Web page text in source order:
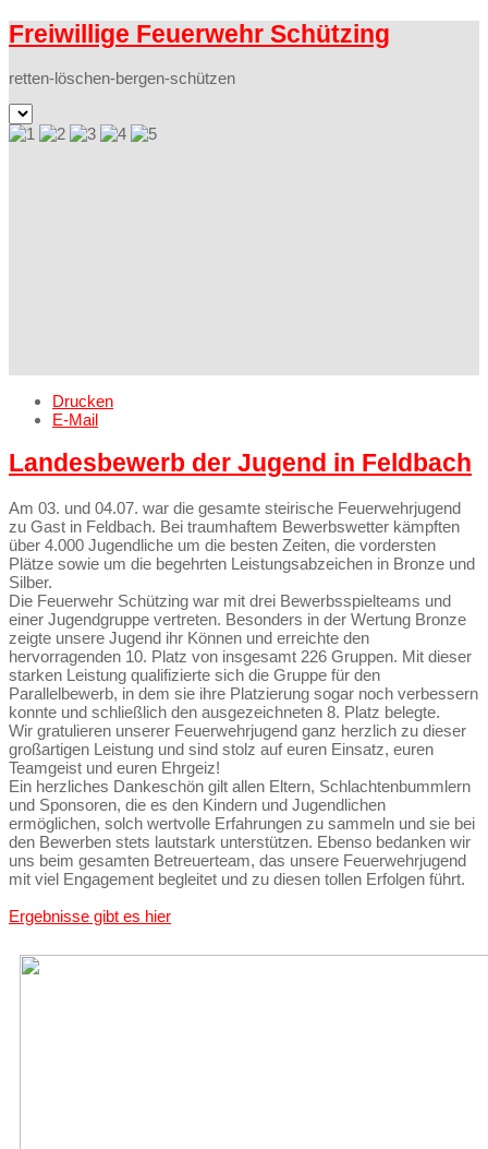
Freiwillige Feuerwehr Schützing
retten-löschen-bergen-schützen
Drucken
E-Mail
Landesbewerb der Jugend in Feldbach
Am 03. und 04.07. war die gesamte steirische Feuerwehrjugend
zu Gast in Feldbach. Bei traumhaftem Bewerbswetter kämpften
über 4.000 Jugendliche um die besten Zeiten, die vordersten
Plätze sowie um die begehrten Leistungsabzeichen in Bronze und
Silber.
Die Feuerwehr Schützing war mit drei Bewerbsspielteams und
einer Jugendgruppe vertreten. Besonders in der Wertung Bronze
zeigte unsere Jugend ihr Können und erreichte den
hervorragenden 10. Platz von insgesamt 226 Gruppen. Mit dieser
starken Leistung qualifizierte sich die Gruppe für den
Parallelbewerb, in dem sie ihre Platzierung sogar noch verbessern
konnte und schließlich den ausgezeichneten 8. Platz belegte.
Wir gratulieren unserer Feuerwehrjugend ganz herzlich zu dieser
großartigen Leistung und sind stolz auf euren Einsatz, euren
Teamgeist und euren Ehrgeiz!
Ein herzliches Dankeschön gilt allen Eltern, Schlachtenbummlern
und Sponsoren, die es den Kindern und Jugendlichen
ermöglichen, solch wertvolle Erfahrungen zu sammeln und sie bei
den Bewerben stets lautstark unterstützen. Ebenso bedanken wir
uns beim gesamten Betreuerteam, das unsere Feuerwehrjugend
mit viel Engagement begleitet und zu diesen tollen Erfolgen führt.
Ergebnisse gibt es hier